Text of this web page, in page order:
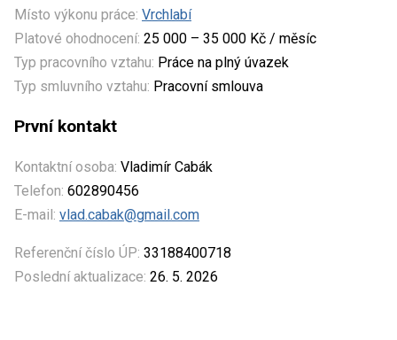
Místo výkonu práce: Vrchlabí
Platové ohodnocení: 25 000 – 35 000 Kč / měsíc
Typ pracovního vztahu: Práce na plný úvazek
Typ smluvního vztahu: Pracovní smlouva
První kontakt
Kontaktní osoba: Vladimír Cabák
Telefon: 602890456
E-mail: vlad.cabak@gmail.com
Referenční číslo ÚP: 33188400718
Poslední aktualizace: 26. 5. 2026